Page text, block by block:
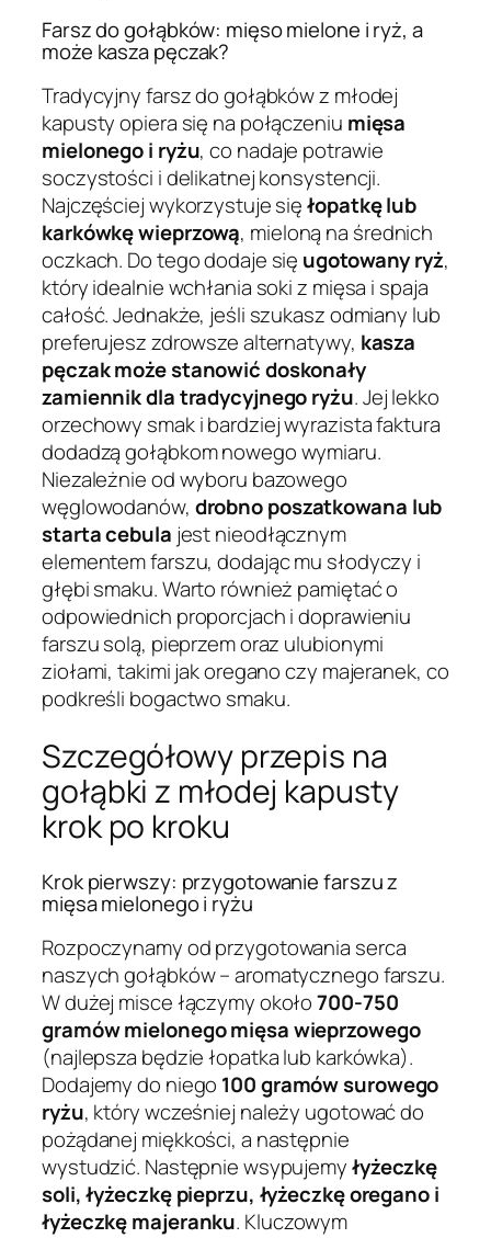
Farsz do gołąbków: mięso mielone i ryż, a
może kasza pęczak?
Tradycyjny farsz do gołąbków z młodej
kapusty opiera się na połączeniu mięsa
mielonego i ryżu, co nadaje potrawie
soczystości i delikatnej konsystencji.
Najczęściej wykorzystuje sięłopatkę lub
karkówkę wieprzową, mieloną na średnich
oczkach. Do tego dodaje się ugotowany ryż,
który idealnie wchłania soki z mięsa i spaja
całość. Jednakże, jeśli szukasz odmiany lub
preferujesz zdrowsze alternatywy, kasza
pęczak może stanowić doskonały
zamiennik dla tradycyjnego ryżu. Jej lekko
orzechowy smak i bardziej wyrazista faktura
dodadzą gołąbkom nowego wymiaru.
Niezależnie od wyboru bazowego
węglowodanów, drobno poszatkowana lub
starta cebula jest nieodłącznym
elementem farszu, dodając mu słodyczy i
głębi smaku. Warto również pamiętać o
odpowiednich proporcjach i doprawieniu
farszu solą, pieprzem oraz ulubionymi
ziołami, takimi jak oregano czy majeranek, co
podkreśli bogactwo smaku.
Szczegółowy przepis na
gołąbki z młodej kapusty
krok po kroku
Krok pierwszy: przygotowanie farszu z
mięsa mielonego i ryżu
Rozpoczynamy od przygotowania serca
naszych gołąbków – aromatycznego farszu.
W dużej misce łączymy około700-750
gramów mielonego mięsa wieprzowego
(najlepsza będzie łopatka lub karkówka).
Dodajemy do niego 100 gramów surowego
ryżu, który wcześniej należy ugotować do
pożądanej miękkości, a następnie
wystudzić. Następnie wsypujemyłyżeczkę
soli, łyżeczkę pieprzu, łyżeczkę oregano i
łyżeczkę majeranku. Kluczowym